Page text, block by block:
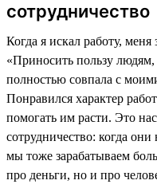
сотрудничество
Когда я искал работу,
«Приносить пользу
полностью совпала с
Понравился характер
помогать им расти. Это
сотрудничество: когда
мы тоже зарабатываем
про деньги, но и про